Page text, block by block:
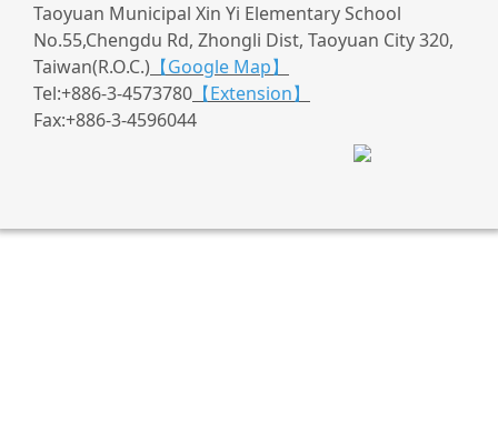
Taoyuan Municipal Xin Yi Elementary School
No.55,Chengdu Rd, Zhongli Dist, Taoyuan City 320,
Taiwan(R.O.C.) 【Google Map】
Tel:+886-3-4573780 【Extension】
Fax:+886-3-4596044